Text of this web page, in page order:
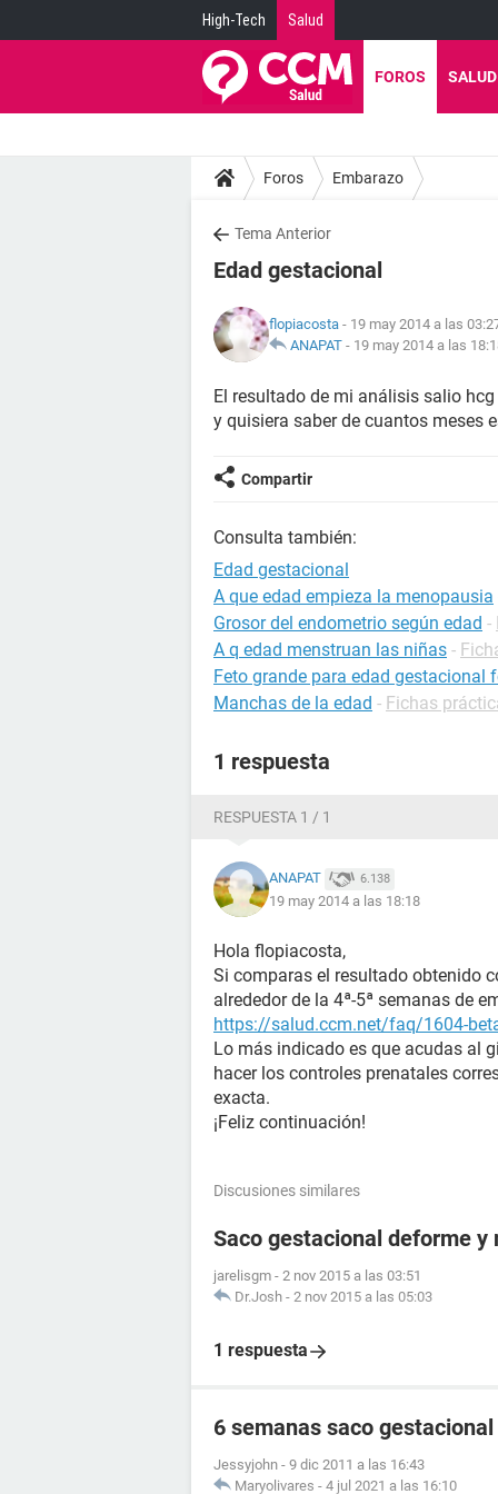
High-Tech Salud
FOROS SALUD
Foros Embarazo
Tema Anterior
Edad gestacional
flopiacosta - 19 may 2014 a las
ANAPAT - 19 may 2014 a las
El resultado de mi análisis salio
y quisiera saber de cuantos meses
Compartir
Consulta también:
Edad gestacional
A que edad empieza la menopausia
Grosor del endometrio según edad -
A q edad menstruan las niñas -
Feto grande para edad gestacional
Manchas de la edad - Fichas
1 respuesta
RESPUESTA 1 / 1
ANAPAT 6.138
19 may 2014 a las 18:18
Hola flopiacosta,
Si comparas el resultado obtenido
alrededor de la 4ª-5ª semanas de
https://salud.ccm.net/faq/1604-
Lo más indicado es que acudas al
hacer los controles prenatales
exacta.
¡Feliz continuación!
Discusiones similares
Saco gestacional deforme
jarelisgm - 2 nov 2015 a las 03:51
Dr.Josh - 2 nov 2015 a las 05:03
1 respuesta
6 semanas saco
Jessyjohn - 9 dic 2011 a las 16:43
Maryolivares - 4 jul 2021 a las 16:10